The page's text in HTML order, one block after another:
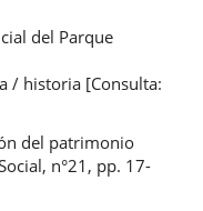
del Parque
/ historia [Consulta:
del patrimonio
n°21, pp. 17-